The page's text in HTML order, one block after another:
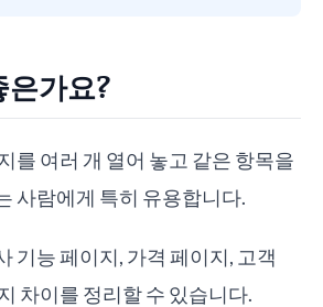
은가요?
를 여러 개 열어 놓고 같은 항목을
사람에게 특히 유용합니다.
기능 페이지, 가격 페이지, 고객
차이를 정리할 수 있습니다.